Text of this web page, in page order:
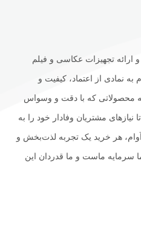
و ارائه تجهیزات عکاسی و فیلم
به نمادی از اعتماد، کیفیت و
محصولاتی که با دقت و وسواس
نیازهای مشتریان وفادار خود را به
آوام، هر خرید یک تجربه لذت‌بخش و
ماست و ما قدردان این